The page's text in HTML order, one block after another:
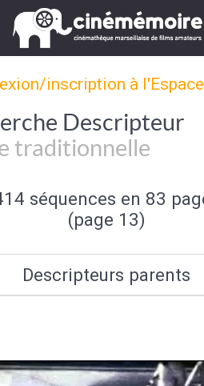
inscription à
Descripteur
traditionnelle
séquences en 83
(page 13)
Descripteurs parents